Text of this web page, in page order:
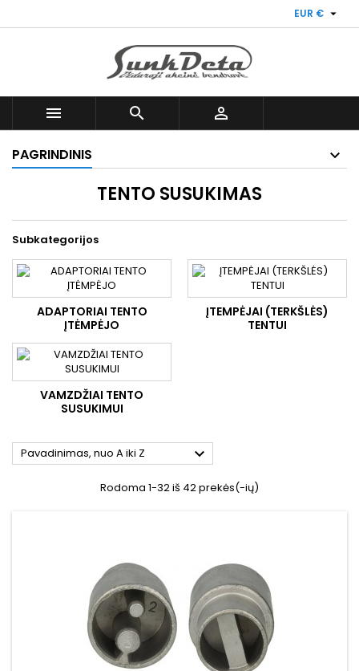
EUR € 
  
PAGRINDINIS
TENTO SUSUKIMAS
Subkategorijos
ADAPTORIAI TENTO
ĮTĖMPĖJO
ĮTEMPĖJAI (TERKŠLĖS)
TENTUI
VAMZDŽIAI TENTO
SUSUKIMUI
Pavadinimas, nuo A iki Z 
Rodoma 1-32 iš 42 prekės(-ių)